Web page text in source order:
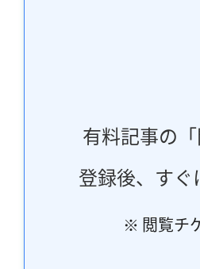
有料記事の
登録後、す
※ 閲覧チ